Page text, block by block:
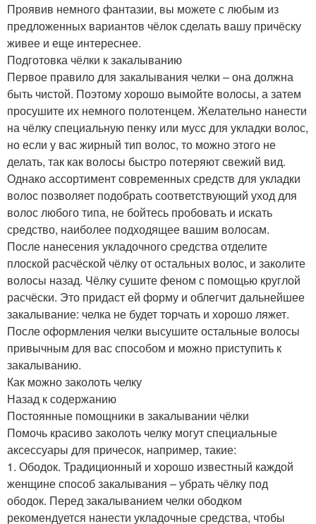
Проявив немного фантазии, вы можете с любым из
предложенных вариантов чёлок сделать вашу причёску
живее и еще интереснее.
Подготовка чёлки к закалыванию
Первое правило для закалывания челки – она должна
быть чистой. Поэтому хорошо вымойте волосы, а затем
просушите их немного полотенцем. Желательно нанести
на чёлку специальную пенку или мусс для укладки волос,
но если у вас жирный тип волос, то можно этого не
делать, так как волосы быстро потеряют свежий вид.
Однако ассортимент современных средств для укладки
волос позволяет подобрать соответствующий уход для
волос любого типа, не бойтесь пробовать и искать
средство, наиболее подходящее вашим волосам.
После нанесения укладочного средства отделите
плоской расчёской чёлку от остальных волос, и заколите
волосы назад. Чёлку сушите феном с помощью круглой
расчёски. Это придаст ей форму и облегчит дальнейшее
закалывание: челка не будет торчать и хорошо ляжет.
После оформления челки высушите остальные волосы
привычным для вас способом и можно приступить к
закалыванию.
Как можно заколоть челку
Назад к содержанию
Постоянные помощники в закалывании чёлки
Помочь красиво заколоть челку могут специальные
аксессуары для причесок, например, такие:
1. Ободок. Традиционный и хорошо известный каждой
женщине способ закалывания – убрать чёлку под
ободок. Перед закалыванием челки ободком
рекомендуется нанести укладочные средства, чтобы